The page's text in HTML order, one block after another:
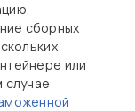
сборных
или
случае